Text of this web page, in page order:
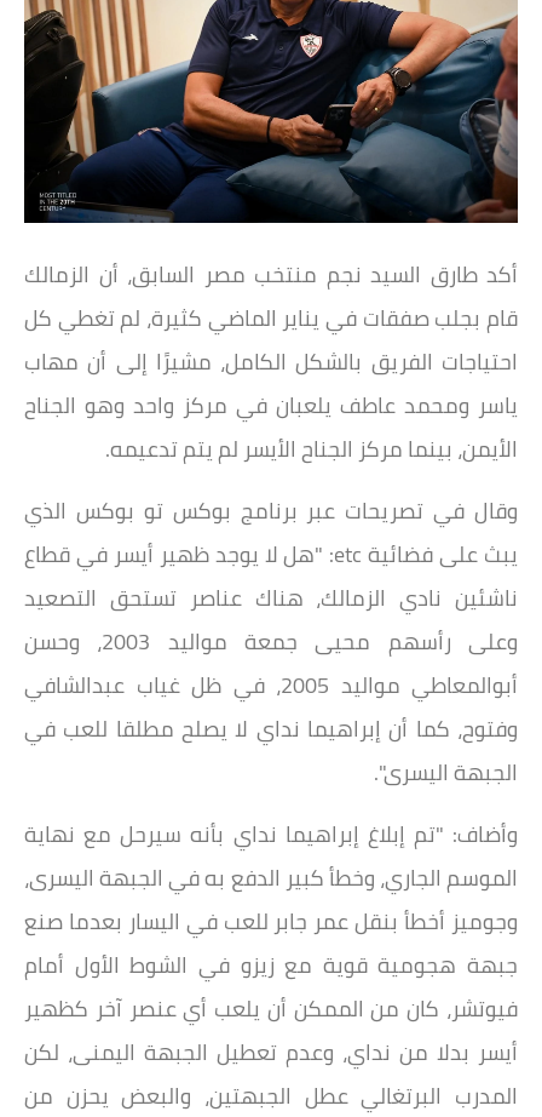
أكد طارق السيد نجم منتخب مصر السابق، أن الزمالك
قام بجلب صفقات في يناير الماضي كثيرة، لم تغطي كل
احتياجات الفريق بالشكل الكامل، مشيرًا إلى أن مهاب
ياسر ومحمد عاطف يلعبان في مركز واحد وهو الجناح
الأيمن، بينما مركز الجناح الأيسر لم يتم تدعيمه.
وقال في تصريحات عبر برنامج بوكس تو بوكس الذي
يبث على فضائية etc: "هل لا يوجد ظهير أيسر في قطاع
ناشئين نادي الزمالك، هناك عناصر تستحق التصعيد
وعلى رأسهم محيى جمعة مواليد 2003، وحسن
أبوالمعاطي مواليد 2005، في ظل غياب عبدالشافي
وفتوح، كما أن إبراهيما نداي لا يصلح مطلقا للعب في
الجبهة اليسرى".
وأضاف: "تم إبلاغ إبراهيما نداي بأنه سيرحل مع نهاية
الموسم الجاري، وخطأ كبير الدفع به في الجبهة اليسرى،
وجوميز أخطأ بنقل عمر جابر للعب في اليسار بعدما صنع
جبهة هجومية قوية مع زيزو في الشوط الأول أمام
فيوتشر، كان من الممكن أن يلعب أي عنصر آخر كظهير
أيسر بدلا من نداي، وعدم تعطيل الجبهة اليمنى، لكن
المدرب البرتغالي عطل الجبهتين، والبعض يحزن من